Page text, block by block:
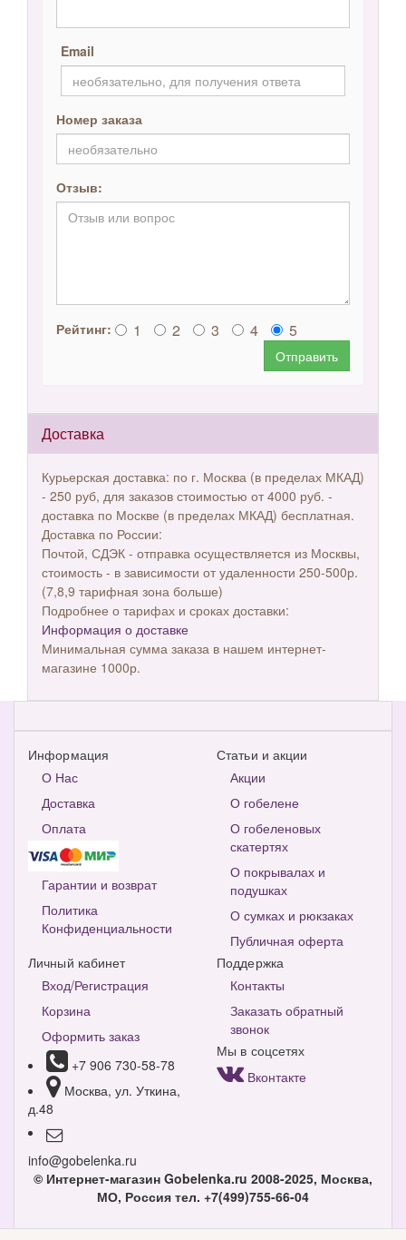
Email
Номер заказа
Отзыв:
Рейтинг: 1 2 3 4 5
Отправить
Доставка
Курьерская доставка: по г. Москва (в пределах МКАД)
- 250 руб, для заказов стоимостью от 4000 руб. -
доставка по Москве (в пределах МКАД) бесплатная.
Доставка по России:
Почтой, СДЭК - отправка осуществляется из Москвы,
стоимость - в зависимости от удаленности 250-500р.
(7,8,9 тарифная зона больше)
Подробнее о тарифах и сроках доставки:
Информация о доставке
Минимальная сумма заказа в нашем интернет-
магазине 1000р.
Информация
О Нас
Доставка
Оплата
Гарантии и возврат
Политика
Конфиденциальности
Статьи и акции
Акции
О гобелене
О гобеленовых
скатертях
О покрывалах и
подушках
О сумках и рюкзаках
Публичная оферта
Личный кабинет
Вход/Регистрация
Корзина
Оформить заказ
+7 906 730-58-78
Москва, ул. Уткина,
д.48
info@gobelenka.ru
Поддержка
Контакты
Заказать обратный
звонок
Мы в соцсетях
Вконтакте
© Интернет-магазин Gobelenka.ru 2008-2025, Москва,
МО, Россия тел. +7(499)755-66-04